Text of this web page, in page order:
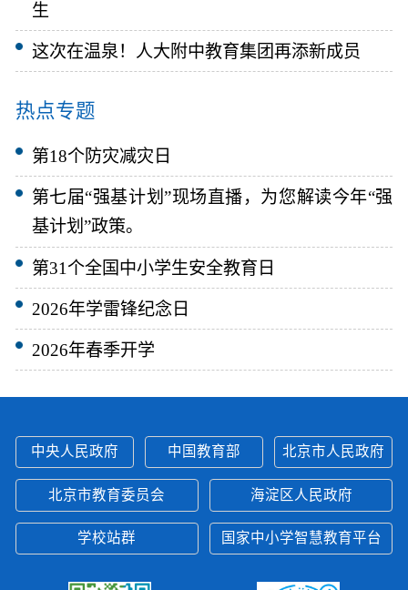
生
这次在温泉！人大附中教育集团再添新成员
热点专题
第18个防灾减灾日
第七届“强基计划”现场直播，为您解读今年“强
基计划”政策。
第31个全国中小学生安全教育日
2026年学雷锋纪念日
2026年春季开学
中央人民政府 中国教育部 北京市人民政府
北京市教育委员会 海淀区人民政府
学校站群 国家中小学智慧教育平台